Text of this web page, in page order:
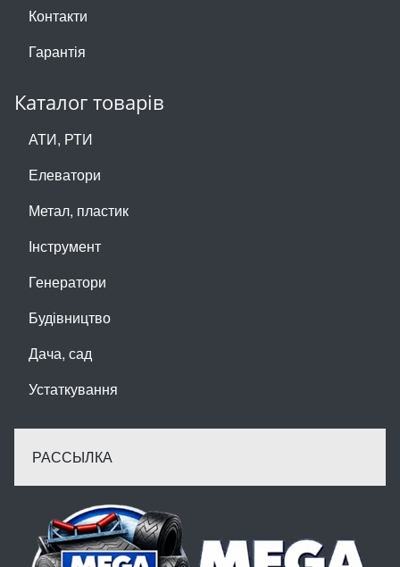
Контакти
Гарантія
Каталог товарів
АТИ, РТИ
Елеватори
Метал, пластик
Інструмент
Генератори
Будівництво
Дача, сад
Устаткування
РАССЫЛКА